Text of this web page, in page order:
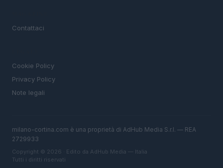
Contattaci
Cookie Policy
Privacy Policy
Note legali
milano-cortina.com è una proprietà di AdHub Media S.r.l. — REA
2729933
Copyright © 2026 · Edito da AdHub Media — Italia
Tutti i diritti riservati